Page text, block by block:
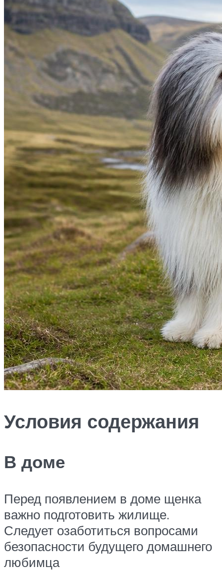
Условия содержания
В доме
Перед появлением в доме щенка
важно подготовить жилище.
Следует озаботиться вопросами
безопасности будущего домашнего
любимца